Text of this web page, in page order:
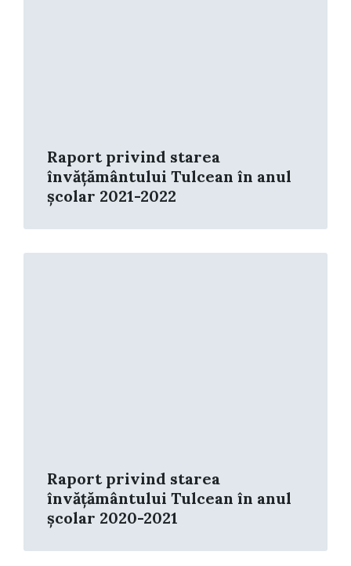
Raport privind starea
învățământului Tulcean în anul
școlar 2021-2022
Raport privind starea
învățământului Tulcean în anul
școlar 2020-2021
Read